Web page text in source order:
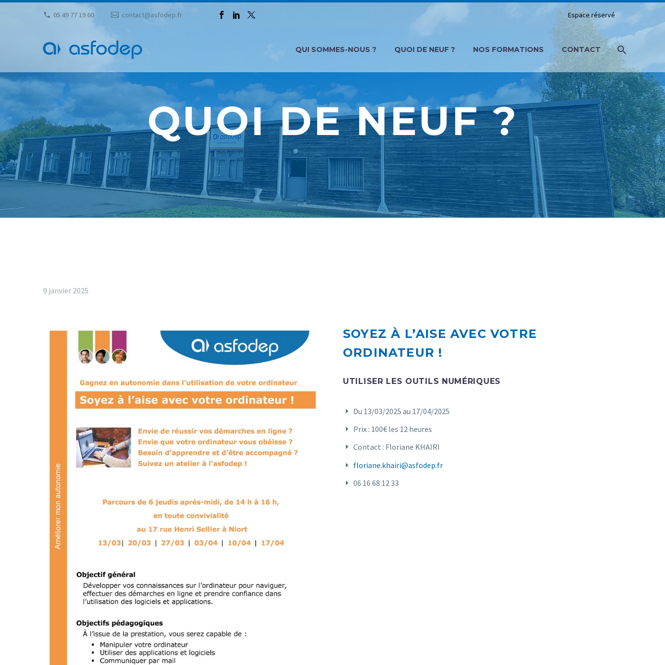
05 49 77 19 60 contact@asfodep.fr Espace réservé
QUI SOMMES-NOUS ? QUOI DE NEUF ? NOS FORMATIONS CONTACT
QUOI DE NEUF ?
9 janvier 2025
SOYEZ À L’AISE AVEC VOTRE
ORDINATEUR !
UTILISER LES OUTILS NUMÉRIQUES
Du 13/03/2025 au 17/04/2025
Prix : 100€ les 12 heures
Contact : Floriane KHAIRI
floriane.khairi@asfodep.fr
06 16 68 12 33